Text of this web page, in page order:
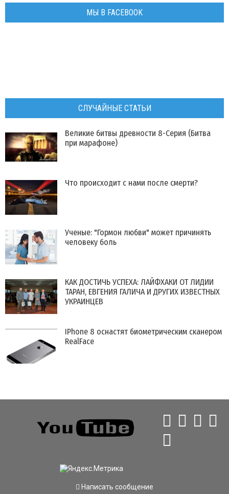
МЫ В FACEBOOK
СЛУЧАЙНЫЕ СТАТЬИ
Великие битвы древности 8-Серия (Битва
при марафоне)
Что происходит с нами после смерти?
​Ученые: "Гормон любви" может причинять
человеку боль
КАК ДОСТИЧЬ УСПЕХА: ЛАЙФХАКИ ОТ ЛИДИИ
ТАРАН, ЕВГЕНИЯ ГАЛИЧА И ДРУГИХ ИЗВЕСТНЫХ
УКРАИНЦЕВ
IPhone 8 оснастят биометрическим сканером
RealFace
Написать сообщение